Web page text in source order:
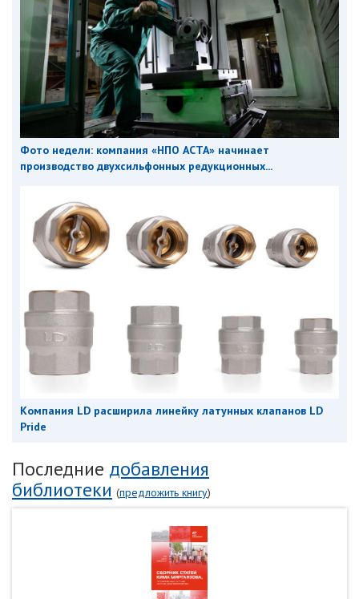
Фото недели: компания «НПО АСТА» начинает
производство двухсильфонных редукционных...
Компания LD расширила линейку латунных клапанов LD
Pride
Последние добавления
библиотеки (предложить книгу)